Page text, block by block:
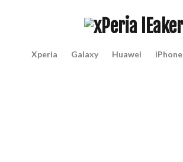
Xperia Galaxy Huawei iPhone